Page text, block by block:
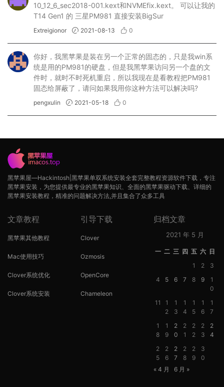
10_12_6_sec2018-001.kext和NVMEfix.kext。 可以让我的
T14 Gen1 的 三星PM981 直接安装BigSur
Extreigionor 2021-08-13 0
你好，我黑苹果是装在另一个正常的固态的，只是我win系
统是用的PM981的硬盘，但是我黑苹果访问另一个盘的文
件时，就时不时死机重启，所以我现在是看教程把PM981
固态给屏蔽了，请问如果我用你这种方法可以解决吗?
pengxulin 2021-05-18 0
黑苹果屋—Hackintosh|黑苹果单双系统安装全套完整教程资源软件下载，专注
黑苹果安装，为您提供最专业的黑苹果知识、全面的黑苹果驱动下载、详细的
黑苹果安装教程，精准的问题解决方法,并且集合了众多工具
文章教程
黑苹果其他教程
Mac使用技巧
Clover系统优化
Clover系统安装
引导下载
Clover
Ozmosis
OpenCore
Chameleon
归档文章
2021 年 5 月
一 二 三 四 五 六 日
1
2
3
4
5 6 7 8 9
1
0
11
1
2
1
3
1
4
1
5
1
6
1
7
1
8
1
9
2
0
2
1
2
2
2
3
2
4
2
5
2
6
2
7
2
8
2
9
3
0
« 4 月
6 月 »